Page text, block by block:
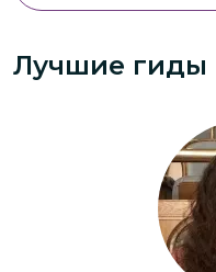
Лучшие гиды